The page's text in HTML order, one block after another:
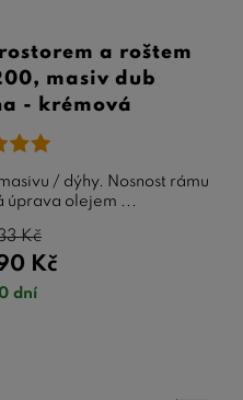
a roštem
masiv dub
- krémová
/ dýhy. Nosnost rámu
úprava olejem ...
Kč
Kč
dní